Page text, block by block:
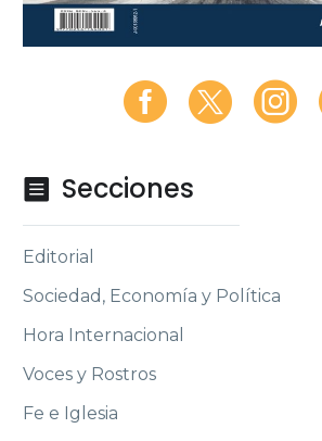
 Secciones
Editorial
Sociedad, Economía y Política
Hora Internacional
Voces y Rostros
Fe e Iglesia